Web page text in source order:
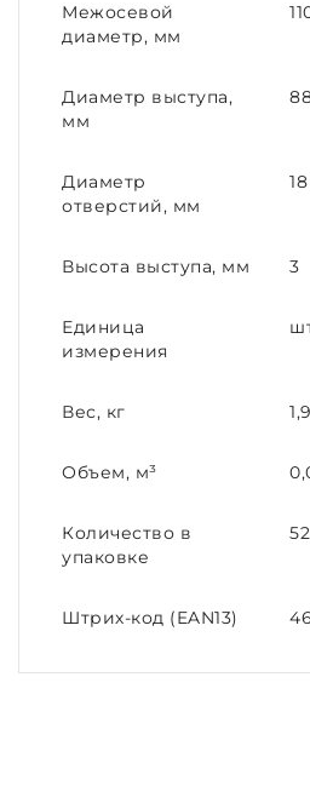
Межосевой
диаметр, мм
Диаметр выступа,
мм
Диаметр
отверстий, мм
18
Высота выступа, мм 3
Единица
измерения
Вес, кг
Объем, м³
Количество в
упаковке
Штрих-код (EAN13)